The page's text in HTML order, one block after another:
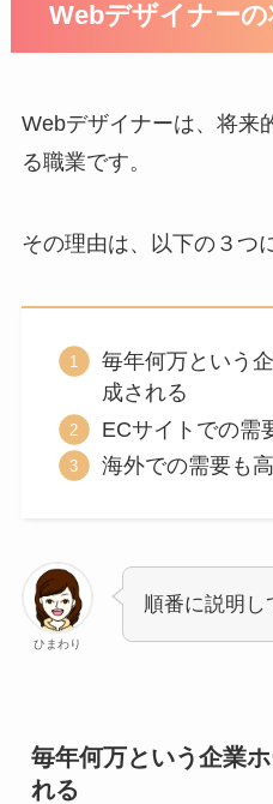
Webデザイナーの
Webデザイナーは、将来
る職業です。
その理由は、以下の３つ
毎年何万という
成される
ECサイトでの需
海外での需要も
ひまわり
順番に説明し
毎年何万という企業
れる